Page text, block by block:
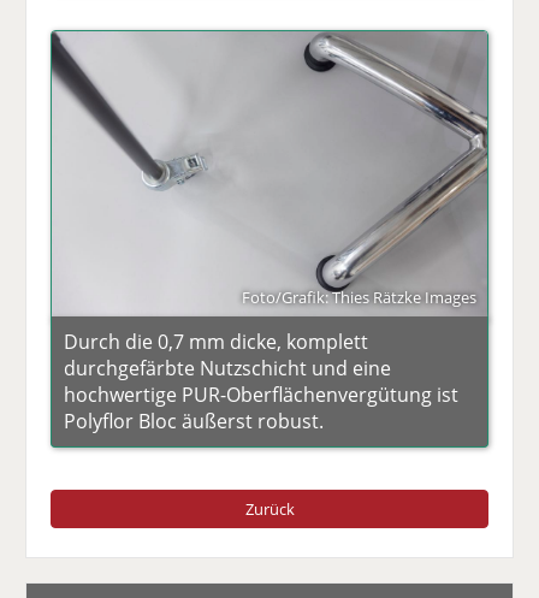
Foto/Grafik: Thies Rätzke Images
Durch die 0,7 mm dicke, komplett
durchgefärbte Nutzschicht und eine
hochwertige PUR-Oberflächenvergütung ist
Polyflor Bloc äußerst robust.
Zurück